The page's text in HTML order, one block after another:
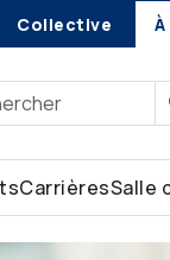
Collective
CarrièresSalle